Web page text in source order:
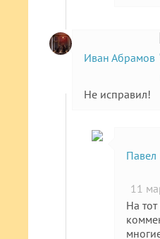
Иван Абрамов
Не исправил!
11
На